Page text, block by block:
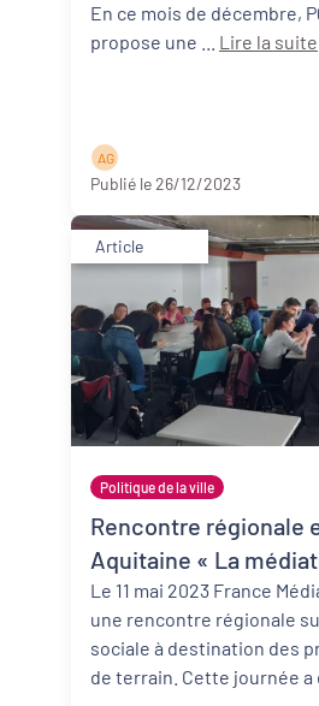
En ce mois de décembre,
Lire la suite
A G
Publié le 26/12/2023
Article
Politique de la ville
Rencontre régionale
Aquitaine « La
la parole aux
Le 11 mai 2023 France
une rencontre régionale
sociale à destination des